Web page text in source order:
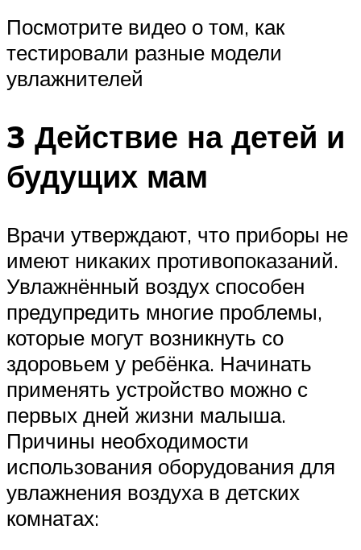
Посмотрите видео о том, как
тестировали разные модели
увлажнителей
3 Действие на детей и
будущих мам
Врачи утверждают, что приборы не
имеют никаких противопоказаний.
Увлажнённый воздух способен
предупредить многие проблемы,
которые могут возникнуть со
здоровьем у ребёнка. Начинать
применять устройство можно с
первых дней жизни малыша.
Причины необходимости
использования оборудования для
увлажнения воздуха в детских
комнатах: